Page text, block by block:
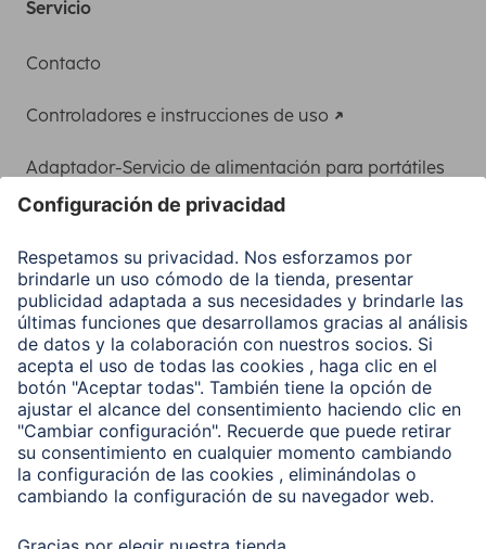
Servicio
Contacto
Controladores e instrucciones de uso
Adaptador-Servicio de alimentación para portátiles
Clientes online
Conviértete en distribuidor
Compañía
Historia de la empresa
Hama en todo el Mundo